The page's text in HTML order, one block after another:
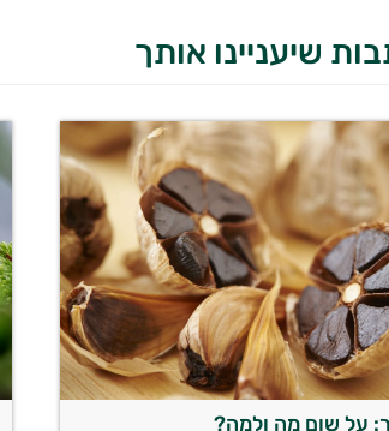
שיעניינו אותך
על שום מה ולמה?